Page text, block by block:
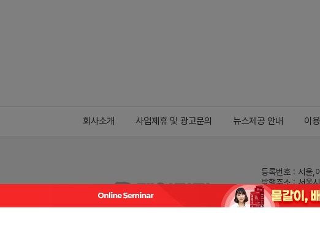
회사소개 사업제휴 및 광고문의 뉴스제공 안내 이
등록번호 : 서울
발행주소 : 서울
전화 : 02-